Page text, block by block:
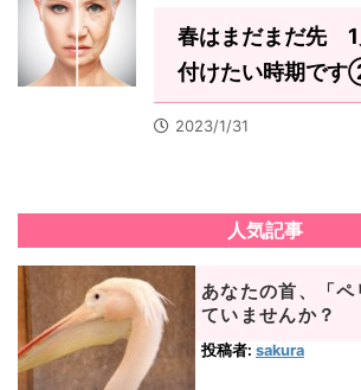
春はまだまだ先 1
付けたい時期で
2023/1/31
人気記事
あなたの首、「
ていませんか？
投稿者: sakura